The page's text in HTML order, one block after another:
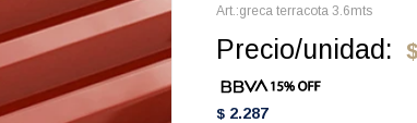
greca terracota 3.6mts
Precio/unidad: $
$ 2.287